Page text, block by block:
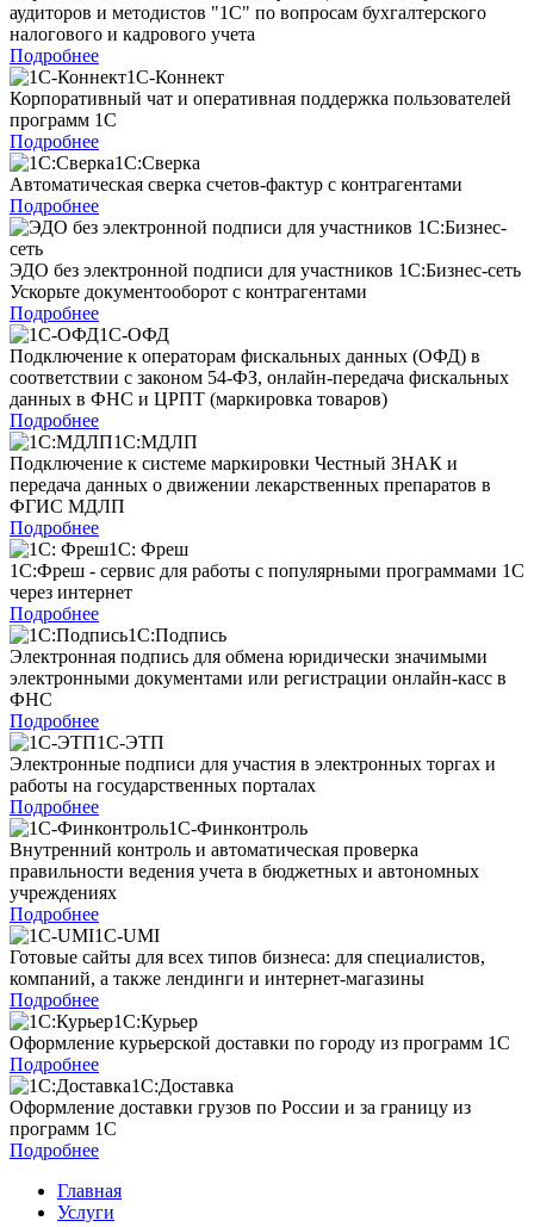
аудиторов и методистов "1С" по вопросам бухгалтерского
налогового и кадрового учета
Подробнее
1С-Коннект
Корпоративный чат и оперативная поддержка пользователей
программ 1С
Подробнее
1С:Сверка
Автоматическая сверка счетов-фактур с контрагентами
Подробнее
ЭДО без электронной подписи для участников 1С:Бизнес-сеть
Ускорьте документооборот с контрагентами
Подробнее
1С-ОФД
Подключение к операторам фискальных данных (ОФД) в
соответствии с законом 54-ФЗ, онлайн-передача фискальных
данных в ФНС и ЦРПТ (маркировка товаров)
Подробнее
1С:МДЛП
Подключение к системе маркировки Честный ЗНАК и
передача данных о движении лекарственных препаратов в
ФГИС МДЛП
Подробнее
1С: Фреш
1С:Фреш - сервис для работы с популярными программами 1С
через интернет
Подробнее
1С:Подпись
Электронная подпись для обмена юридически значимыми
электронными документами или регистрации онлайн-касс в
ФНС
Подробнее
1С-ЭТП
Электронные подписи для участия в электронных торгах и
работы на государственных порталах
Подробнее
1С-Финконтроль
Внутренний контроль и автоматическая проверка
правильности ведения учета в бюджетных и автономных
учреждениях
Подробнее
1C-UMI
Готовые сайты для всех типов бизнеса: для специалистов,
компаний, а также лендинги и интернет-магазины
Подробнее
1С:Курьер
Оформление курьерской доставки по городу из программ 1С
Подробнее
1С:Доставка
Оформление доставки грузов по России и за границу из
программ 1С
Подробнее
Главная
Услуги